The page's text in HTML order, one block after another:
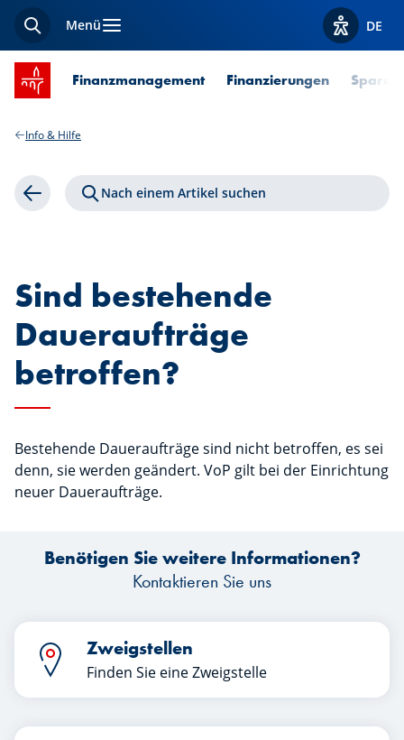
SucheMenü Optionen
DE
Startseite SPUERKEESS
Finanzmanagement Finanzierungen Sparen
Info & Hilfe
Zurück Nach einem Artikel suchen
Sind bestehende
Daueraufträge
betroffen?
Bestehende Daueraufträge sind nicht betroffen, es sei
denn, sie werden geändert. VoP gilt bei der Einrichtung
neuer Daueraufträge.
Benötigen Sie weitere Informationen?
Kontaktieren Sie uns
Zweigstellen
Finden Sie eine Zweigstelle